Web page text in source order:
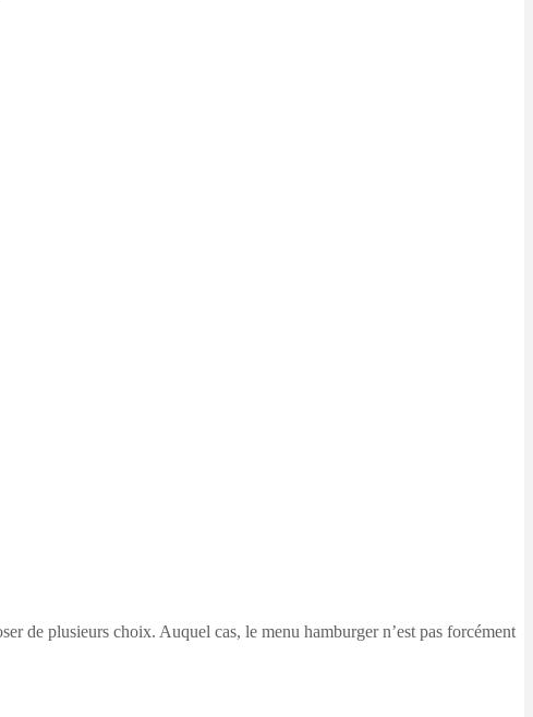
de plusieurs choix. Auquel cas, le menu hamburger n’est pas forcément